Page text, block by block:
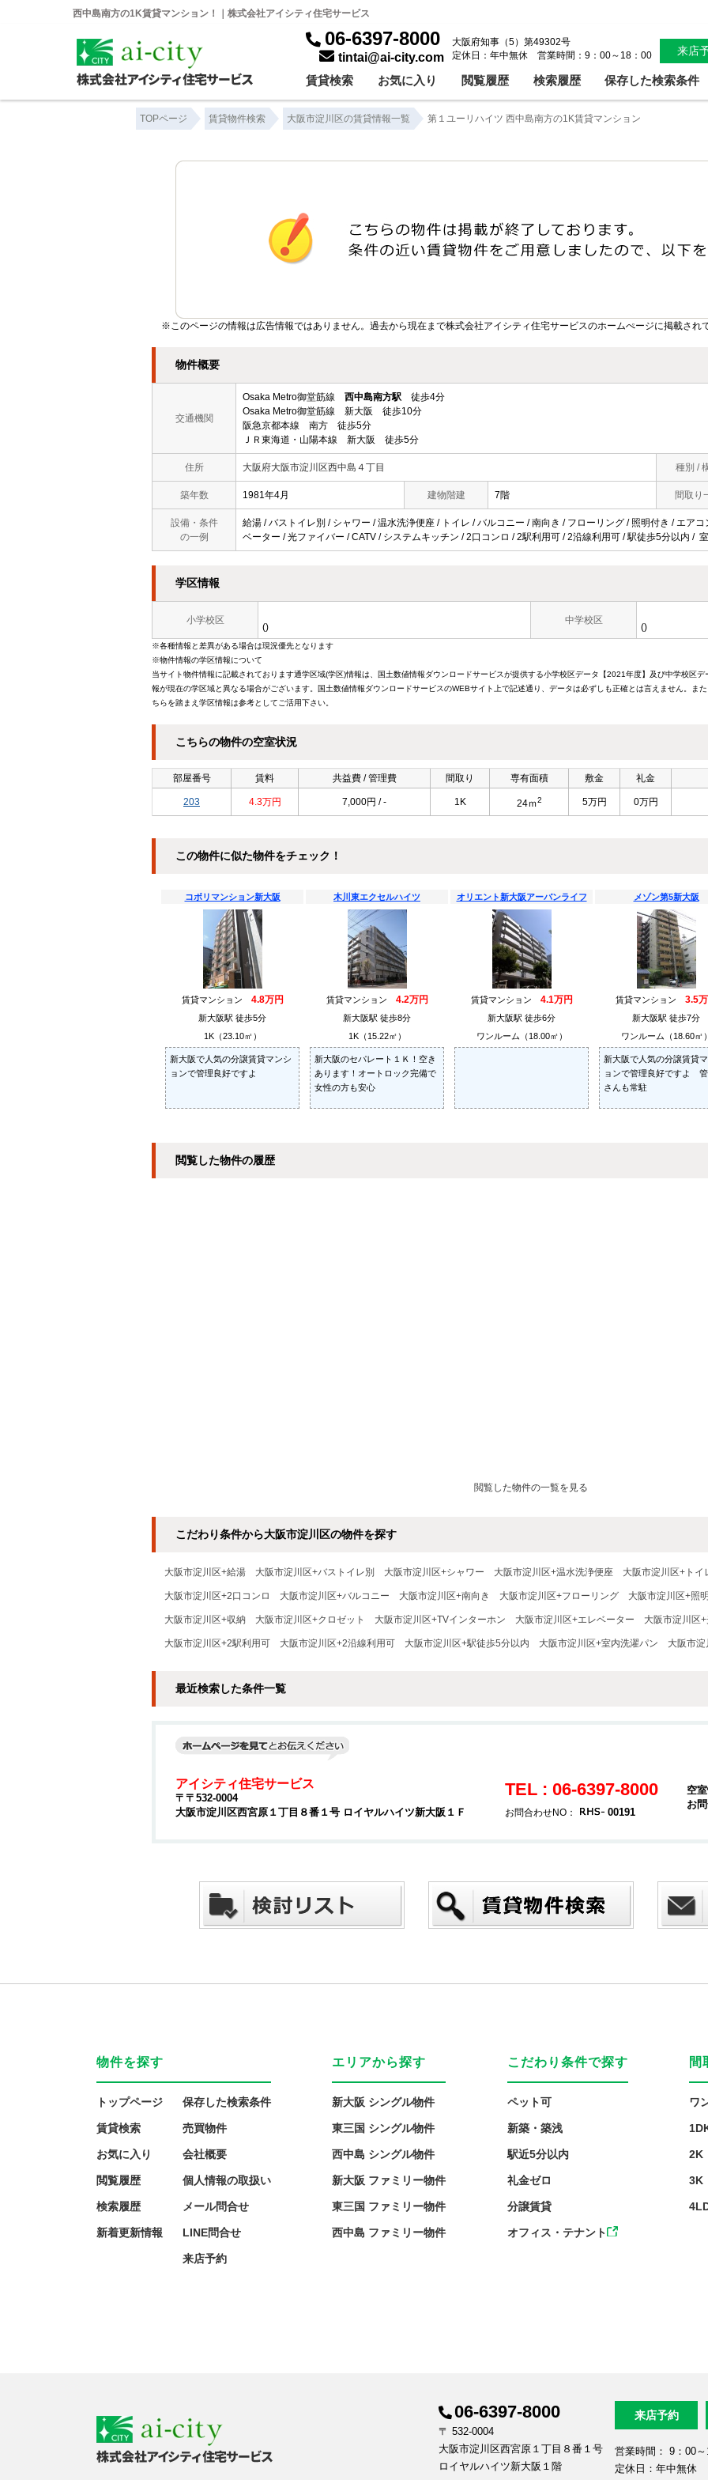
西中島南方の1K賃貸マンション！｜株式会社アイシティ住宅サービス
06-6397-8000
tintai@ai-city.com
大阪府知事（5）第49302号
定休日：年中無休 営業時間：9：00～18：00
来店
賃貸検索 お気に入り 閲覧履歴 検索履歴 保存した検索条件
TOPページ 賃貸物件検索 大阪市淀川区の賃貸情報一覧 第１ユーリハイツ 西中島南方の1K賃貸マンション
※このページの情報は広告情報ではありません。過去から現在まで株式会社アイシティ住宅サービスのホームぺージに掲載され
物件概要
交通機関
Osaka Metro御堂筋線 西中島南方駅 徒歩4分
Osaka Metro御堂筋線 新大阪 徒歩10分
阪急京都本線 南方 徒歩5分
ＪＲ東海道・山陽本線 新大阪 徒歩5分
住所 大阪府大阪市淀川区西中島４丁目 種別 /
築年数 1981年4月 建物階建 7階 間取り
設備・条件
の一例
給湯 / バストイレ別 / シャワー / 温水洗浄便座 / トイレ / バルコニー / 南向き / フローリング / 照明付き / エア
ベーター / 光ファイバー / CATV / システムキッチン / 2口コンロ / 2駅利用可 / 2沿線利用可 / 駅徒歩5分以内 /
学区情報
小学校区
()
中学校区
()
※各種情報と差異がある場合は現況優先となります
※物件情報の学区情報について
当サイト物件情報に記載されております通学区域(学区)情報は、国土数値情報ダウンロードサービスが提供する小学校区データ【2021年度】及び中学校区
報が現在の学区域と異なる場合がございます。国土数値情報ダウンロードサービスのWEBサイト上で記述通り、データは必ずしも正確とは言えません。ま
ちらを踏まえ学区情報は参考としてご活用下さい。
こちらの物件の空室状況
部屋番号 賃料 共益費 / 管理費 間取り 専有面積 敷金 礼金
203 4.3万円 7,000円 / - 1K 24ｍ2 5万円 0万円
この物件に似た物件をチェック！
コボリマンション新大阪
賃貸マンション 4.8万円
新大阪駅 徒歩5分
1K（23.10㎡）
新大阪で人気の分譲賃貸マンシ
ョンで管理良好ですよ
木川東エクセルハイツ
賃貸マンション 4.2万円
新大阪駅 徒歩8分
1K（15.22㎡）
新大阪のセパレート１Ｋ！空き
あります！オートロック完備で
女性の方も安心
オリエント新大阪アーバンライフ
賃貸マンション 4.1万円
新大阪駅 徒歩6分
ワンルーム（18.00㎡）
メゾン第5新大阪
賃貸マンション 3.5
新大阪駅 徒歩7分
ワンルーム（18.60㎡
新大阪で人気の分譲賃貸
ョンで管理良好ですよ
さんも常駐
閲覧した物件の履歴
閲覧した物件の一覧を見る
こだわり条件から大阪市淀川区の物件を探す
大阪市淀川区+給湯 大阪市淀川区+バストイレ別 大阪市淀川区+シャワー 大阪市淀川区+温水洗浄便座 大阪市淀川区+トイ
大阪市淀川区+2口コンロ 大阪市淀川区+バルコニー 大阪市淀川区+南向き 大阪市淀川区+フローリング 大阪市淀川区+照
大阪市淀川区+収納 大阪市淀川区+クロゼット 大阪市淀川区+TVインターホン 大阪市淀川区+エレベーター 大阪市淀川区
大阪市淀川区+2駅利用可 大阪市淀川区+2沿線利用可 大阪市淀川区+駅徒歩5分以内 大阪市淀川区+室内洗濯パン 大阪市
最近検索した条件一覧
アイシティ住宅サービス
〒〒532-0004
大阪市淀川区西宮原１丁目８番１号 ロイヤルハイツ新大阪１Ｆ
TEL : 06-6397-8000
お問合わせNO： 00191
空
お
物件を探す
トップページ
賃貸検索
お気に入り
閲覧履歴
検索履歴
新着更新情報
保存した検索条件
売買物件
会社概要
個人情報の取扱い
メール問合せ
LINE問合せ
来店予約
エリアから探す
新大阪 シングル物件
東三国 シングル物件
西中島 シングル物件
新大阪 ファミリー物件
東三国 ファミリー物件
西中島 ファミリー物件
こだわり条件で探す
ペット可
新築・築浅
駅近5分以内
礼金ゼロ
分譲賃貸
オフィス・テナント
間
ワ
2K
3K
06-6397-8000
〒 532-0004
大阪市淀川区西宮原１丁目８番１号
ロイヤルハイツ新大阪１階
来店予約
営業時間： 9：00
定休日：年中無休